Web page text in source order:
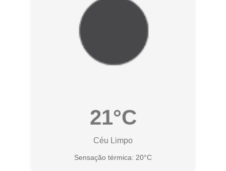
21°C
Céu Limpo
Sensação térmica: 20°C